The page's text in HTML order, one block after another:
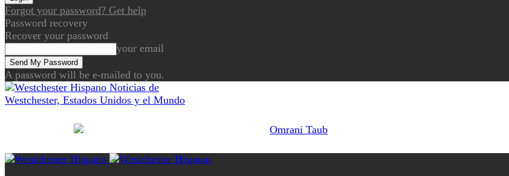
Forgot your password? Get help
Password recovery
Recover your password
your email
A password will be e-mailed to you.
Noticias de
Westchester, Estados Unidos y el Mundo